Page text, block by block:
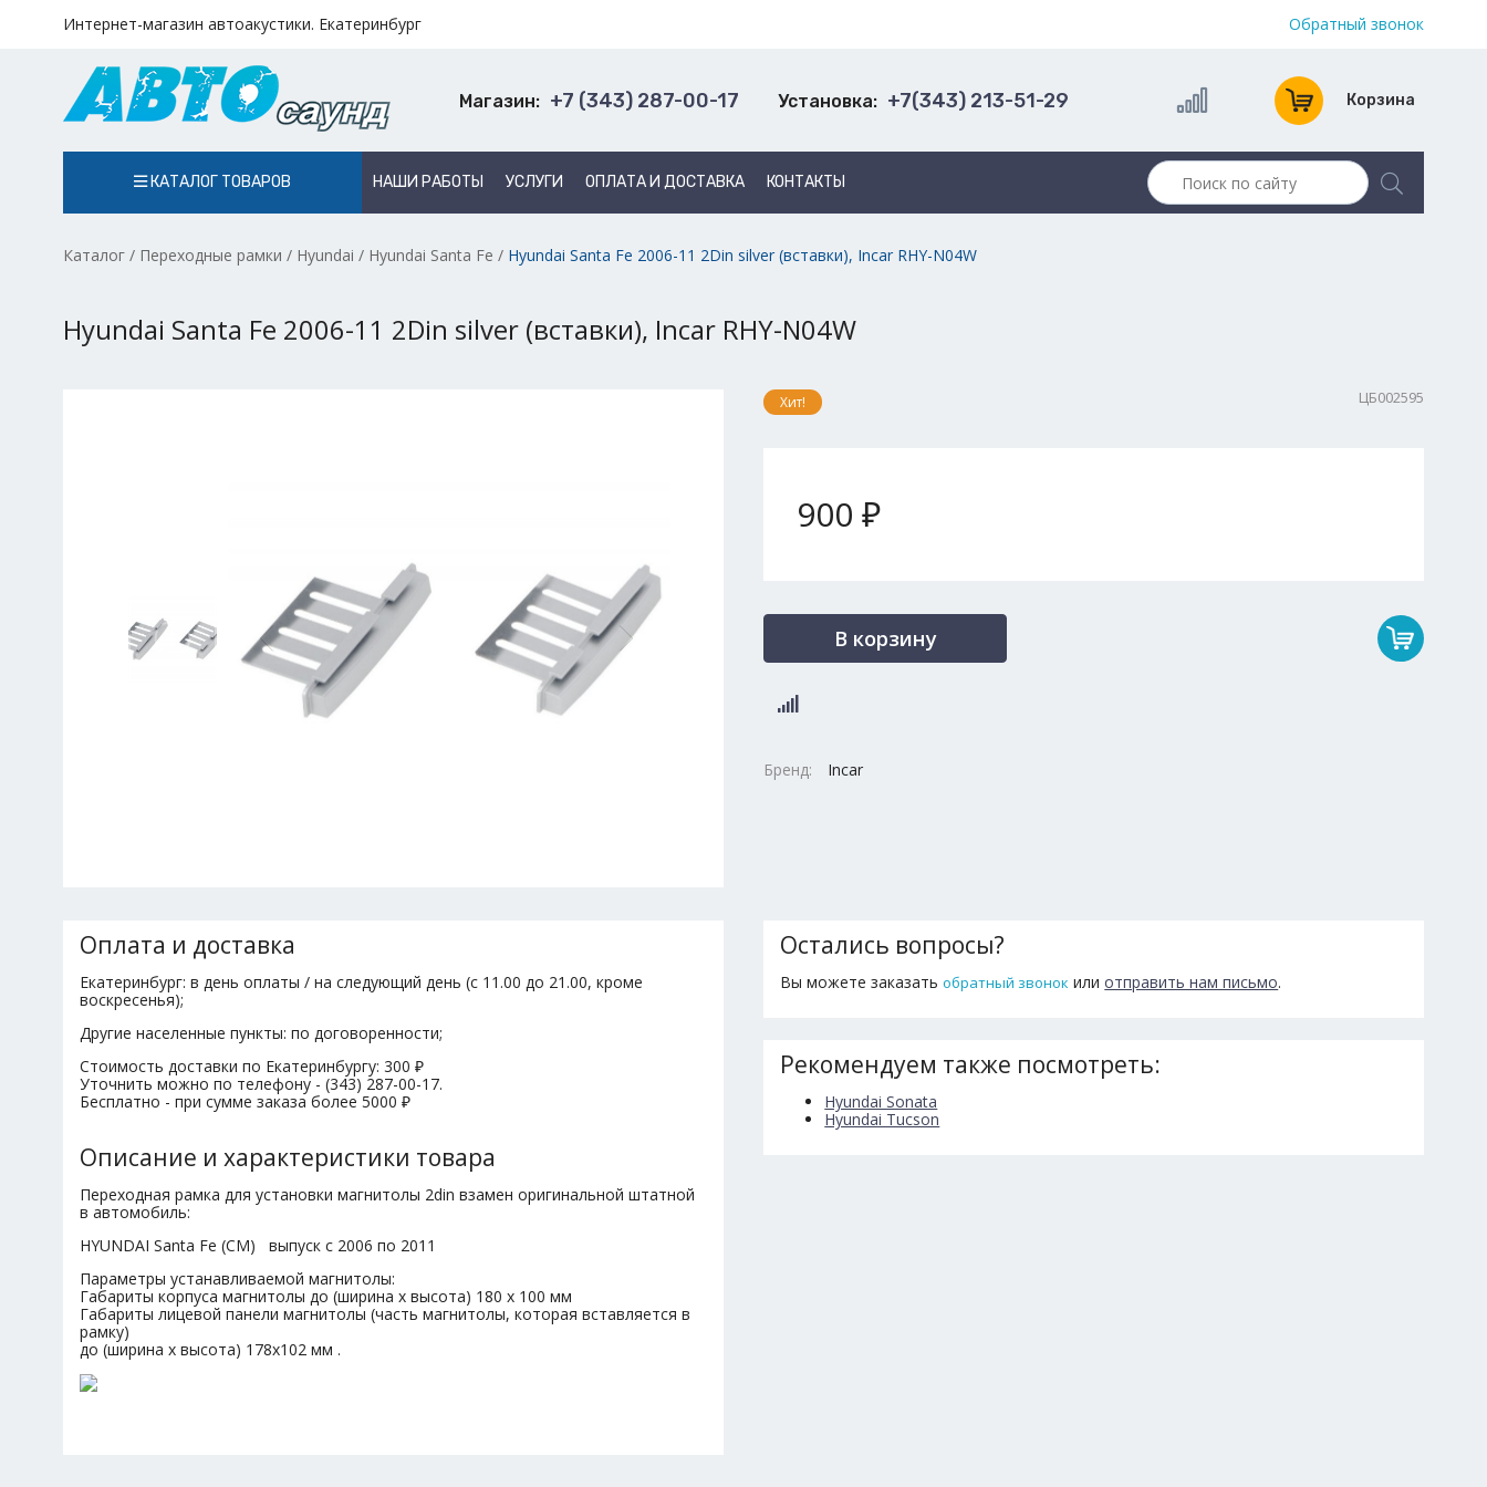
Интернет-магазин автоакустики. Екатеринбург Обратный звонок
Магазин: +7 (343) 287-00-17 Установка: +7(343) 213-51-29 Корзина
КАТАЛОГ ТОВАРОВ НАШИ РАБОТЫ УСЛУГИ ОПЛАТА И ДОСТАВКА КОНТАКТЫ
Каталог / Переходные рамки / Hyundai / Hyundai Santa Fe / Hyundai Santa Fe 2006-11 2Din silver (вставки), Incar RHY-N04W
Hyundai Santa Fe 2006-11 2Din silver (вставки), Incar RHY-N04W
Хит! ЦБ002595
900 ₽
В корзину
Бренд: Incar
Оплата и доставка
Екатеринбург: в день оплаты / на следующий день (с 11.00 до 21.00, кроме
воскресенья);
Другие населенные пункты: по договоренности;
Стоимость доставки по Екатеринбургу: 300 ₽
Уточнить можно по телефону - (343) 287-00-17.
Бесплатно - при сумме заказа более 5000 ₽
Описание и характеристики товара
Переходная рамка для установки магнитолы 2din взамен оригинальной штатной
в автомобиль:
HYUNDAI Santa Fe (CM) выпуск с 2006 по 2011
Параметры устанавливаемой магнитолы:
Габариты корпуса магнитолы до (ширина х высота) 180 х 100 мм
Габариты лицевой панели магнитолы (часть магнитолы, которая вставляется в
рамку)
до (ширина х высота) 178х102 мм .
Остались вопросы?
Вы можете заказатьобратный звонок илиотправить нам письмо.
Рекомендуем также посмотреть:
Hyundai Sonata
Hyundai Tucson